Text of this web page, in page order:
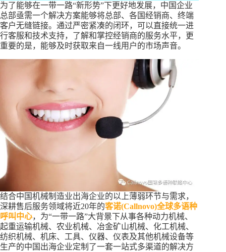
为了能够在一带一路“新形势”下更好地发展，中国企业
总部亟需一个解决方案能够将总部、各国经销商、终端
客户无缝链接。通过严密紧凑的闭环，可以直接统一进
行客服和技术支持，了解和掌控经销商的服务水平，更
重要的是，能够及时获取来自一线用户的市场声音。
结合中国机械制造业出海企业的以上薄弱环节与需求，
深耕售后服务领域将近20年的客诺(Callnovo)全球多语种
呼叫中心，为“一带一路”大背景下从事各种动力机械、
起重运输机械、农业机械、冶金矿山机械、化工机械、
纺织机械、机床、工具、仪器、仪表及其他机械设备等
生产的中国出海企业定制了一套一站式多渠道的解决方